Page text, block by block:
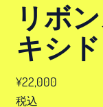
リボ
キシ
Regular price
¥22,000
税込